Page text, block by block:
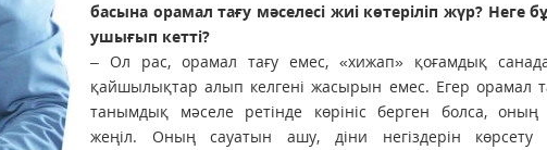
басына орамал тағу мәселесі жиі көтеріліп жүр? Неге
ушығып кетті?
– Ол рас, орамал тағу емес, «хижап» қоғамдық
қайшылықтар алып келгені жасырын емес. Егер орамал
танымдық мәселе ретінде көрініс берген болса,
жеңіл. Оның сауатын ашу, діни негіздерін көрсету